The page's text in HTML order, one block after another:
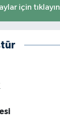
için tıklayın